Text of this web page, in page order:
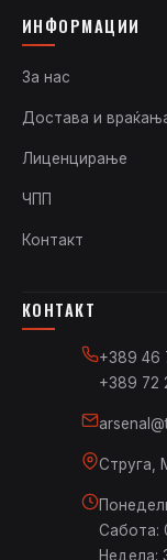
ИНФОРМАЦИИ
За нас
Достава и
Лиценцирање
ЧПП
Контакт
КОНТАКТ
+389 46
+389 72
Струга,
Сабота:
Недела: